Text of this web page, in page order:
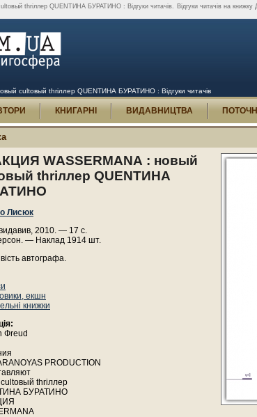
thriллер QUENТИНА БУРАТИНО : Відгуки читачів. Відгуки читачів на
cultовый thriллер QUENТИНА БУРАТИНО : Відгуки читачів
КНИГАРНІ ВИДАВНИЦТВА
WАSSЕRМАNА : новый
thriллер QUENТИНА
Лисюк
2010. — 17 с.
— Наклад 1914 шт.
автографа.
екшн
книжки
Фrеud
PRODUCTION
thriллер
БУРАТИНО